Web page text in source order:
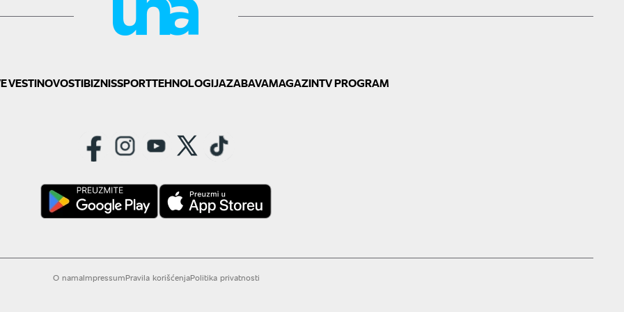
VESTINOVOSTIBIZNISSPORTTEHNOLOGIJAZABAVAMAGAZINTV PROGRAM
O namaImpressumPravila korišćenjaPolitika privatnosti